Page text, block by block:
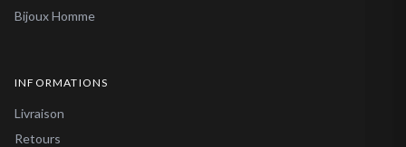
Bijoux Homme
INFORMATIONS
Livraison
Retours